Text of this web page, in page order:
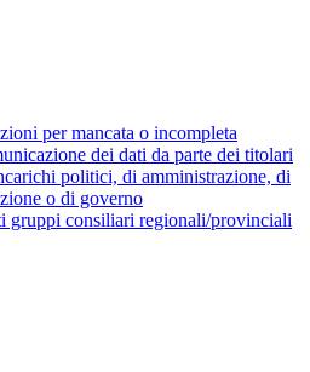
per mancata o incompleta
dei dati da parte dei titolari
politici, di amministrazione, di
o di governo
gruppi consiliari regionali/provinciali